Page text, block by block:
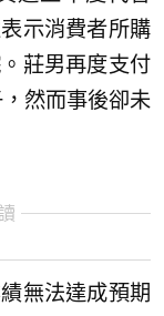
示消費者所購
莊男再度支付
然而事後卻未
無法達成預期